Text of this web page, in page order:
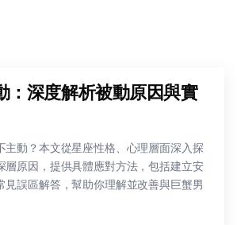
：深度解析被動原因與實
主動？本文從星座性格、心理層面深入探
層原因，提供具體應對方法，包括建立安
見誤區解答，幫助你理解並改善與巨蟹男